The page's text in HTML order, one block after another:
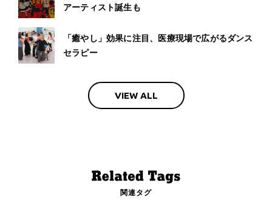
アーティスト誕生も
「癒やし」効果に注目、医療現場で広がるダンス
セラピー
VIEW ALL
関連タグ